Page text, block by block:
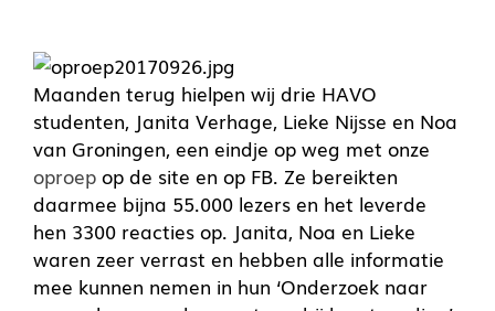
Maanden terug hielpen wij drie HAVO
studenten, Janita Verhage, Lieke Nijsse en Noa
van Groningen, een eindje op weg met onze
oproep op de site en op FB. Ze bereikten
daarmee bijna 55.000 lezers en het leverde
hen 3300 reacties op. Janita, Noa en Lieke
waren zeer verrast en hebben alle informatie
mee kunnen nemen in hun ‘Onderzoek naar